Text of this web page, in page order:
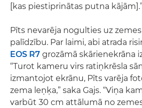
[kas piestiprinātas putna
Pīts nevarēja nogulties uz zemes
palīdzību. Par laimi, abi atrada
EOS R7 grozāmā skārienekrāna
“Turot kameru virs ratiņkrēsla
izmantojot ekrānu, Pīts varēja
zema leņķa,” saka Gajs. “Viņa
varbūt 30 cm attālumā no